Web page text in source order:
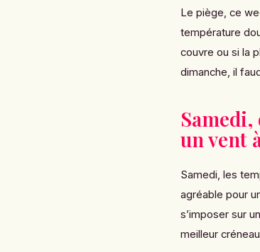
Le piège, ce
température
couvre ou si la
dimanche, il
un vent
Samedi, les
agréable pour
s’imposer sur
meilleur